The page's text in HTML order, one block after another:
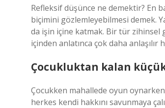
Refleksif düşünce ne demektir? En
biçimini gözlemleyebilmesi demek.
da işin içine katmak. Bir tür zihinsel
içinden anlatınca çok daha anlaşılır
Çocukluktan kalan
Çocukken mahallede oyun
herkes kendi hakkını savunmaya